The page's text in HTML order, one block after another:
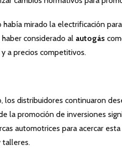
mirado la electrificación
considerado al autogás
a precios competitivos.
los distribuidores continuaron
la promoción de inversiones
automotrices para acercar
talleres.